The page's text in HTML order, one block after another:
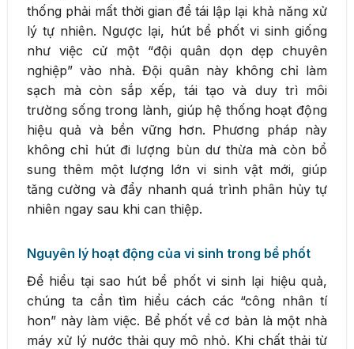
thống phải mất thời gian để tái lập lại khả năng xử
lý tự nhiên. Ngược lại, hút bể phốt vi sinh giống
như việc cử một “đội quân dọn dẹp chuyên
nghiệp” vào nhà. Đội quân này không chỉ làm
sạch mà còn sắp xếp, tái tạo và duy trì môi
trường sống trong lành, giúp hệ thống hoạt động
hiệu quả và bền vững hơn. Phương pháp này
không chỉ hút đi lượng bùn dư thừa mà còn bổ
sung thêm một lượng lớn vi sinh vật mới, giúp
tăng cường và đẩy nhanh quá trình phân hủy tự
nhiên ngay sau khi can thiệp.
Nguyên lý hoạt động của vi sinh trong bể phốt
Để hiểu tại sao hút bể phốt vi sinh lại hiệu quả,
chúng ta cần tìm hiểu cách các “công nhân tí
hon” này làm việc. Bể phốt về cơ bản là một nhà
máy xử lý nước thải quy mô nhỏ. Khi chất thải từ